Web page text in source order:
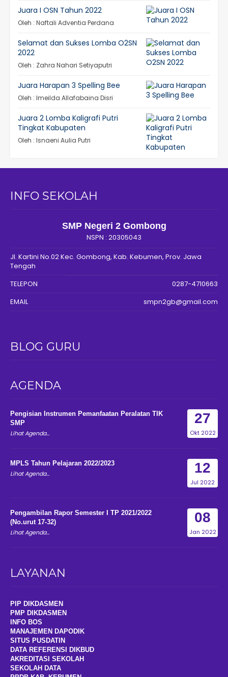
Juara I OSN Tahun 2022
Oleh : Naftali Adventia Perdana
Selamat dan Sukses Lomba O2SN
2022
Oleh : Zahra Nahari Setiyaputri
Juara Harapan 3 Spelling Bee
Oleh : Imeilda Allafabaina Disri
Juara 2 Lomba Kaligrafi Putri
Tingkat Kabupaten
Oleh : Isnaeni Aulia Putri
INFO SEKOLAH
SMP Negeri 2 Gombong
NSPN : 20305043
Jl. Kartini No.02 Kec. Gombong, Kab. Kebumen, Prov. Jawa
Tengah
TELEPON
0287-4710663
EMAIL
smpn2gb@gmail.com
BLOG GURU
AGENDA
27
Okt 2022
Pengisian Instrumen Pemanfaatan Peralatan TIK
SMP
Lihat Agenda...
12
Jul 2022
MPLS Tahun Pelajaran 2022/2023
Lihat Agenda...
08
Jan 2022
Pengambilan Rapor Semester I TP 2021/2022
(No.urut 17-32)
Lihat Agenda...
LAYANAN
PIP DIKDASMEN
PMP DIKDASMEN
INFO BOS
MANAJEMEN DAPODIK
SITUS PUSDATIN
DATA REFERENSI DIKBUD
AKREDITASI SEKOLAH
SEKOLAH DATA